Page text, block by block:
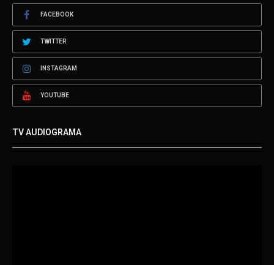
FACEBOOK
TWITTER
INSTAGRAM
YOUTUBE
TV AUDIOGRAMA